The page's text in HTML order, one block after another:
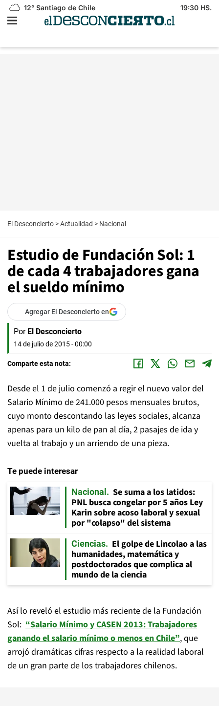
12° Santiago de Chile 19:30 HS.
El Desconcierto >Actualidad > Nacional
Estudio de Fundación Sol: 1
de cada 4 trabajadores gana
el sueldo mínimo
Agregar El Desconcierto en
Por El Desconcierto
14 de julio de 2015 - 00:00
Comparte esta nota:
Desde el 1 de julio comenzó a regir el nuevo valor del
Salario Mínimo de 241.000 pesos mensuales brutos,
cuyo monto descontando las leyes sociales, alcanza
apenas para un kilo de pan al día, 2 pasajes de ida y
vuelta al trabajo y un arriendo de una pieza.
Te puede interesar
Nacional
Se suma a los latidos:
PNL busca congelar por 5 años Ley
Karin sobre acoso laboral y sexual
por "colapso" del sistema
Ciencias
El golpe de Lincolao a las
humanidades, matemática y
postdoctorados que complica al
mundo de la ciencia
Así lo reveló el estudio más reciente de la Fundación
Sol: “Salario Mínimo y CASEN 2013: Trabajadores
ganando el salario mínimo o menos en Chile”, que
arrojó dramáticas cifras respecto a la realidad laboral
de un gran parte de los trabajadores chilenos.